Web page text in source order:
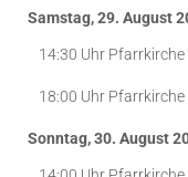
Samstag, 29. August
14:30 Uhr Pfarrkirche
18:00 Uhr Pfarrkirche
Sonntag, 30. August